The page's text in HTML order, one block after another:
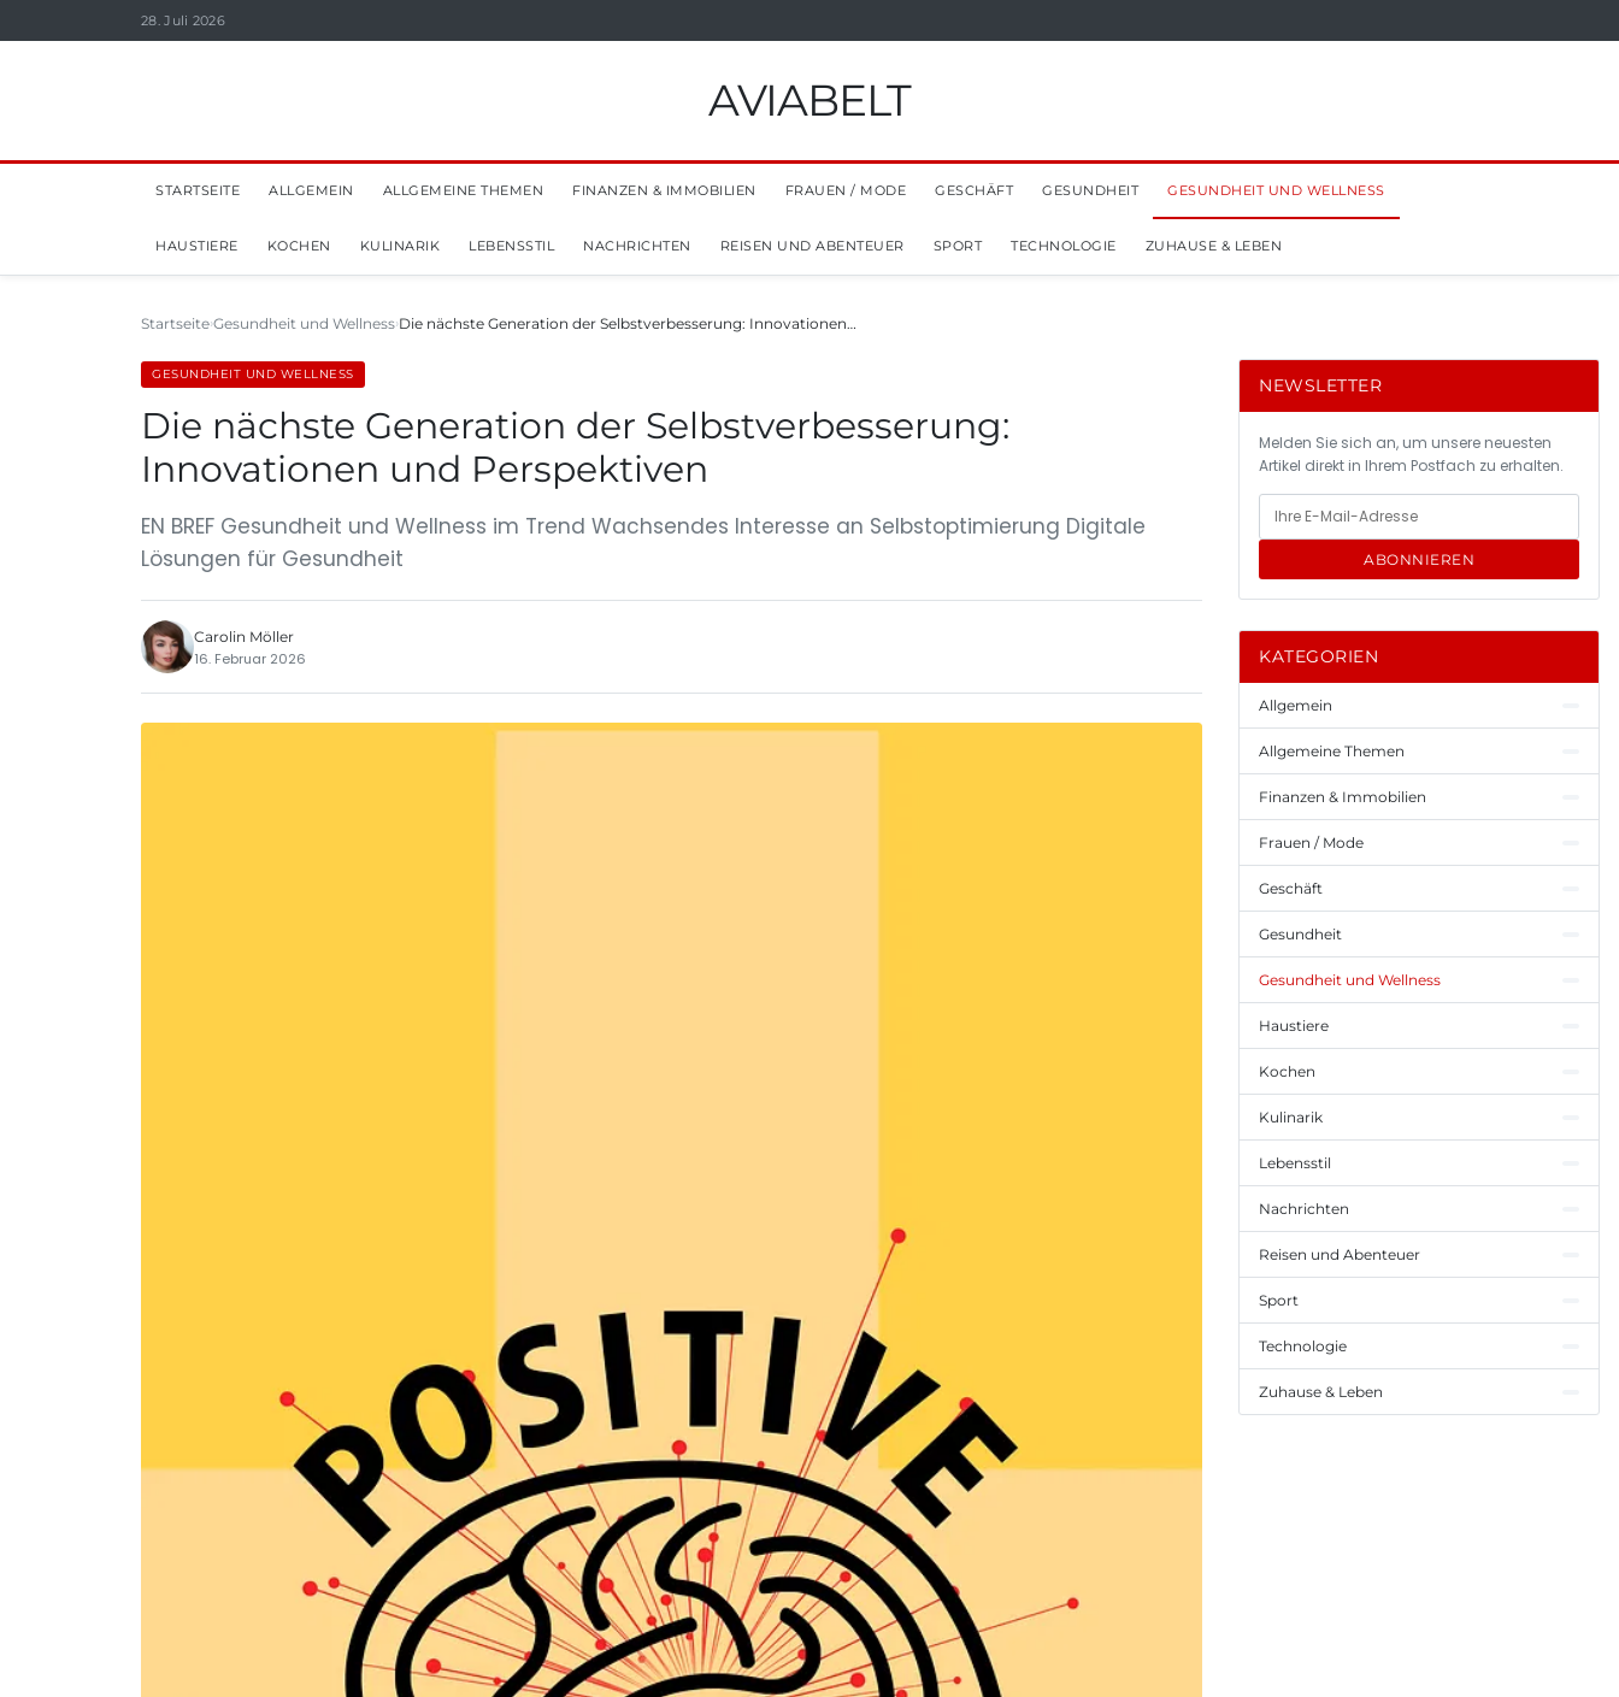
28. Juli 2026
AVIABELT
STARTSEITE ALLGEMEIN ALLGEMEINE THEMEN FINANZEN & IMMOBILIEN FRAUEN / MODE GESCHÄFT GESUNDHEIT GESUNDHEIT UND WELLNESS
HAUSTIERE KOCHEN KULINARIK LEBENSSTIL NACHRICHTEN REISEN UND ABENTEUER SPORT TECHNOLOGIE ZUHAUSE & LEBEN
Startseite Gesundheit und Wellness Die nächste Generation der Selbstverbesserung: Innovationen…
GESUNDHEIT UND WELLNESS
Die nächste Generation der Selbstverbesserung:
Innovationen und Perspektiven
EN BREF Gesundheit und Wellness im Trend Wachsendes Interesse an Selbstoptimierung Digitale
Lösungen für Gesundheit
Carolin Möller
16. Februar 2026
NEWSLETTER
Melden Sie sich an, um unsere neuesten
Artikel direkt in Ihrem Postfach zu erhalten.
ABONNIEREN
KATEGORIEN
Allgemein
Allgemeine Themen
Finanzen & Immobilien
Frauen / Mode
Geschäft
Gesundheit
Gesundheit und Wellness
Haustiere
Kochen
Kulinarik
Lebensstil
Nachrichten
Reisen und Abenteuer
Sport
Technologie
Zuhause & Leben